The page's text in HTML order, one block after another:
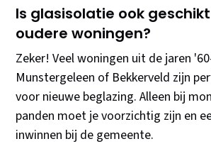
Is glasisolatie ook
oudere woningen?
Zeker! Veel woningen uit de jaren
Munstergeleen of Bekkerveld zijn
voor nieuwe beglazing. Alleen bij
panden moet je voorzichtig zijn en
inwinnen bij de gemeente.